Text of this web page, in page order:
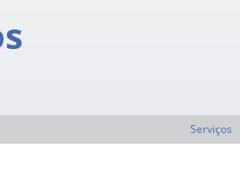
Serviços